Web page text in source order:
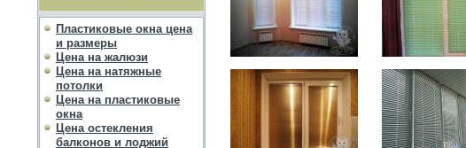
Пластиковые окна цена
и размеры
Цена на жалюзи
Цена на натяжные
потолки
Цена на пластиковые
окна
Цена остекления
балконов и лоджий